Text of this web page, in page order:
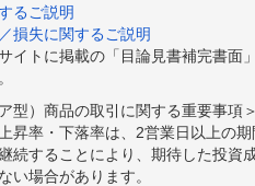
るご説明
損失に関するご説明
イトに掲載の「目論見書補完書
型）商品の取引に関する重要事項
昇率・下落率は、2営業日以上の
続することにより、期待した投
い場合があります。